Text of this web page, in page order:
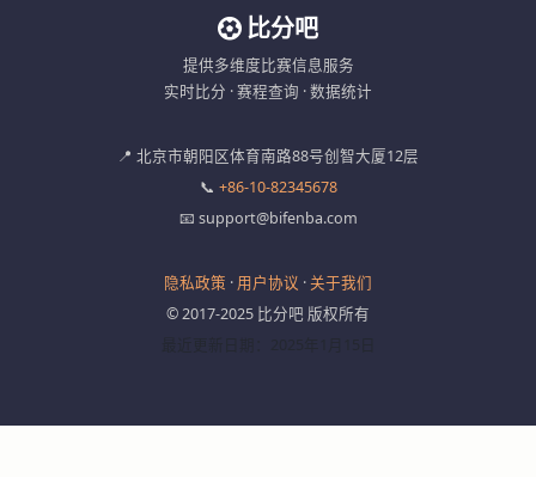
比分吧
提供多维度比赛信息服务
实时比分 · 赛程查询 · 数据统计
📍 北京市朝阳区体育南路88号创智大厦12层
📞 +86-10-82345678
📧 support@bifenba.com
隐私政策 · 用户协议 ·关于我们
© 2017-2025 比分吧 版权所有